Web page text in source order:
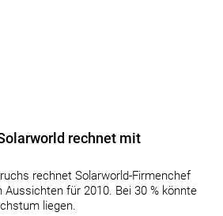
rechnet mit
rechnet Solarworld-Firmenchef
Aussichten für 2010. Bei 30 % könnte
liegen.